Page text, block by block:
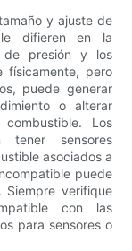
y ajuste de
difieren en la
de presión y los
físicamente, pero
puede generar
o alterar
Los
tener sensores
asociados a
puede
Siempre verifique
con las
para sensores o